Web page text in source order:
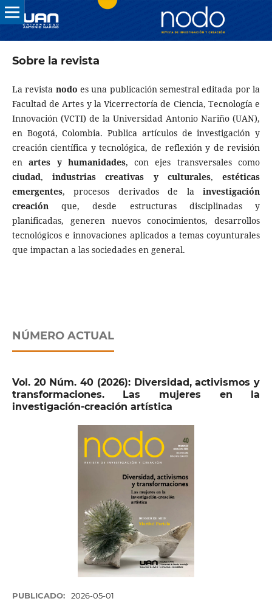
Sobre la revista
La revista nodo es una publicación semestral editada por la
Facultad de Artes y la Vicerrectoría de Ciencia, Tecnología e
Innovación (VCTI) de la Universidad Antonio Nariño (UAN),
en Bogotá, Colombia. Publica artículos de investigación y
creación científica y tecnológica, de reflexión y de revisión
enartes y humanidades, con ejes transversales como
ciudad,industrias creativas y culturales,estéticas
emergentes, procesos derivados de lainvestigación
creación que, desde estructuras disciplinadas y
planificadas, generen nuevos conocimientos, desarrollos
tecnológicos e innovaciones aplicados a temas coyunturales
que impactan a las sociedades en general.
NÚMERO ACTUAL
Vol. 20 Núm. 40 (2026): Diversidad, activismos y
transformaciones. Las mujeres en la
investigación-creación artística
PUBLICADO: 2026-05-01